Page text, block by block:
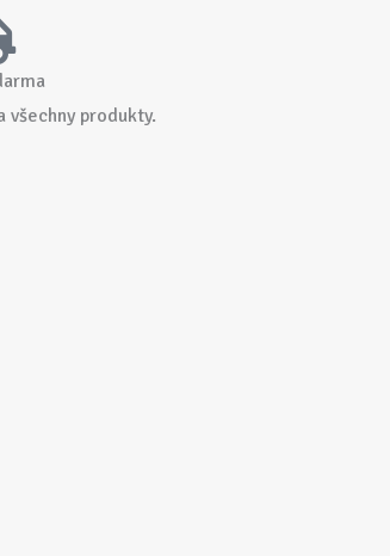
všechny produkty.